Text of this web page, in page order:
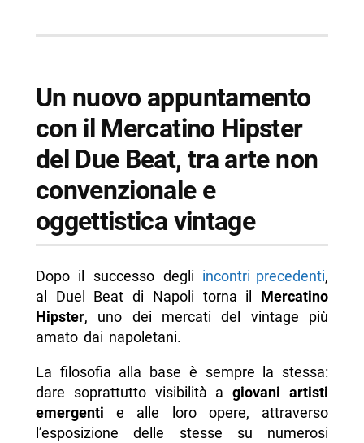
Un nuovo appuntamento
con il Mercatino Hipster
del Due Beat, tra arte non
convenzionale e
oggettistica vintage
Dopo il successo degli incontri precedenti,
al Duel Beat di Napoli torna il Mercatino
Hipster, uno dei mercati del vintage più
amato dai napoletani.
La filosofia alla base è sempre la stessa:
dare soprattutto visibilità agiovani artisti
emergenti e alle loro opere, attraverso
l’esposizione delle stesse su numerosi